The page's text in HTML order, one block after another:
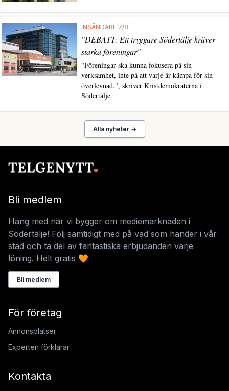
INSÄNDARE 7/8
"DEBATT: Ett tryggare Södertälje kräver
starka föreningar"
"Föreningar ska kunna fokusera på sin
verksamhet, inte på att varje år kämpa för sin
överlevnad.", skriver Kristdemokraterna i
Södertälje.
Alla nyheter →
Bli medlem
Häng med när vi bygger om mediemarknaden i
Södertälje! Följ samtidigt med på vad som händer i vår
stad och ta del av fantastiska erbjudanden varje
löning. Helt gratis 🧡
Bli medlem
För företag
Annonsplatser
Experten förklarar
Kontakta